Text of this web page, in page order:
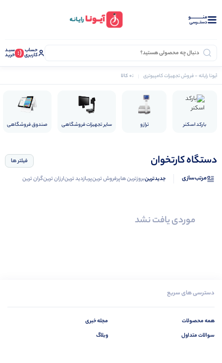
منــــــــــــو
دستــرسی
حساب
کاربری (: سبـد
خرید
آیونا رایانه - فروش تجهیزات کامپیوتری تجهیزات فروشگاهی
0 کالا
بارکد اسکنر ترازو سایر تجهیزات فروشگاهی صندوق فروشگاهی
دستگاه کارتخوان فیلتر ها
مرتب‌سازی جدیدترینبروزترین هاپرفروش ترینپربازدید ترینارزان ترینگران ترین
موردی یافت نشد
دسترسی های سریع
همه محصولات
سوالات متداول
مجله خبری
وبلاگ